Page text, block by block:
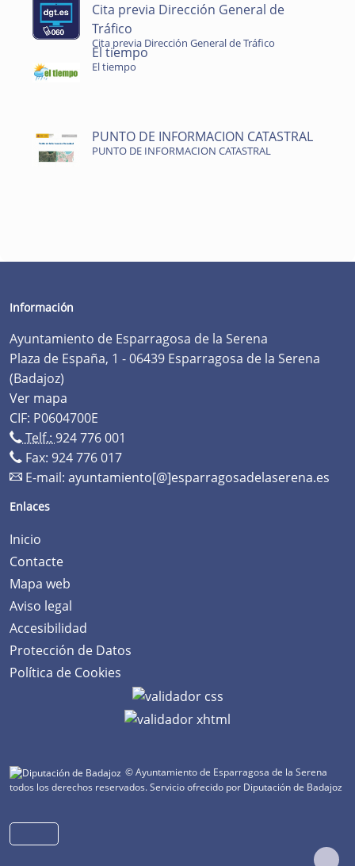
Cita previa Dirección General de
Tráfico
Cita previa Dirección General de Tráfico
El tiempo
El tiempo
PUNTO DE INFORMACION CATASTRAL
PUNTO DE INFORMACION CATASTRAL
Información
Ayuntamiento de Esparragosa de la Serena
Plaza de España, 1 - 06439 Esparragosa de la Serena
(Badajoz)
Ver mapa
CIF: P0604700E
Telf.: 924 776 001
Fax: 924 776 017
E-mail: ayuntamiento[@]esparragosadelaserena.es
Enlaces
Inicio
Contacte
Mapa web
Aviso legal
Accesibilidad
Protección de Datos
Política de Cookies
© Ayuntamiento de Esparragosa de la Serena
todos los derechos reservados.Servicio ofrecido por Diputación de Badajoz